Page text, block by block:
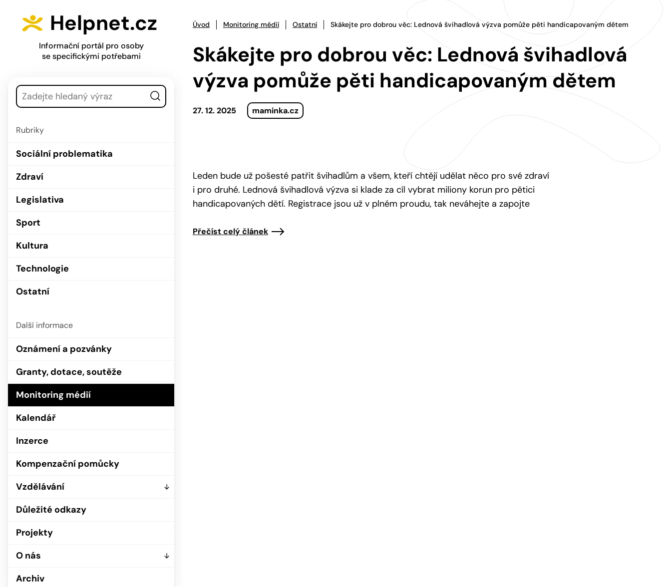
Helpnet.cz
Informační portál pro osoby
se specifickými potřebami
Rubriky
Sociální problematika
Zdraví
Legislativa
Sport
Kultura
Technologie
Ostatní
Další informace
Oznámení a pozvánky
Granty, dotace, soutěže
Monitoring médií
Kalendář
Inzerce
Kompenzační pomůcky
Vzdělávání
Důležité odkazy
Projekty
O nás
Archiv
Úvod Monitoring médií Ostatní Skákejte pro dobrou věc: Lednová švihadlová výzva pomůže pěti handicapovaným dětem
Skákejte pro dobrou věc: Lednová švihadlová
výzva pomůže pěti handicapovaným dětem
27. 12. 2025 maminka.cz
Leden bude už pošesté patřit švihadlům a všem, kteří chtějí udělat něco pro své zdraví
i pro druhé. Lednová švihadlová výzva si klade za cíl vybrat miliony korun pro pětici
handicapovaných dětí. Registrace jsou už v plném proudu, tak neváhejte a zapojte
Přečíst celý článek